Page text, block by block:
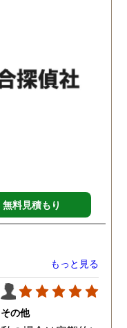
して良かったと思ってい
無料見積もり
もっと見る
その他